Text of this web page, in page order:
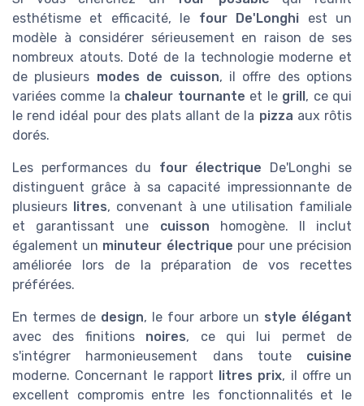
esthétisme et efficacité, le four De'Longhi est un
modèle à considérer sérieusement en raison de ses
nombreux atouts. Doté de la technologie moderne et
de plusieurs modes de cuisson, il offre des options
variées comme la chaleur tournante et le grill, ce qui
le rend idéal pour des plats allant de la pizza aux rôtis
dorés.
Les performances du four électrique De'Longhi se
distinguent grâce à sa capacité impressionnante de
plusieurs litres, convenant à une utilisation familiale
et garantissant une cuisson homogène. Il inclut
également un minuteur électrique pour une précision
améliorée lors de la préparation de vos recettes
préférées.
En termes de design, le four arbore un style élégant
avec des finitions noires, ce qui lui permet de
s'intégrer harmonieusement dans toute cuisine
moderne. Concernant le rapport litres prix, il offre un
excellent compromis entre les fonctionnalités et le